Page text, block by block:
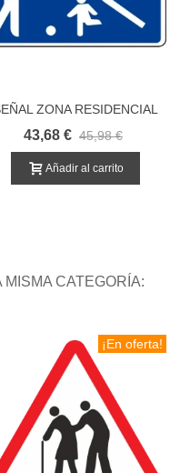
ZONA RESIDENCIAL
43,68 € 45,98 €
Añadir al carrito
CATEGORÍA:
¡En oferta!